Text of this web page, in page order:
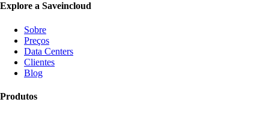
Explore a Saveincloud
Sobre
Preços
Data Centers
Clientes
Blog
Produtos